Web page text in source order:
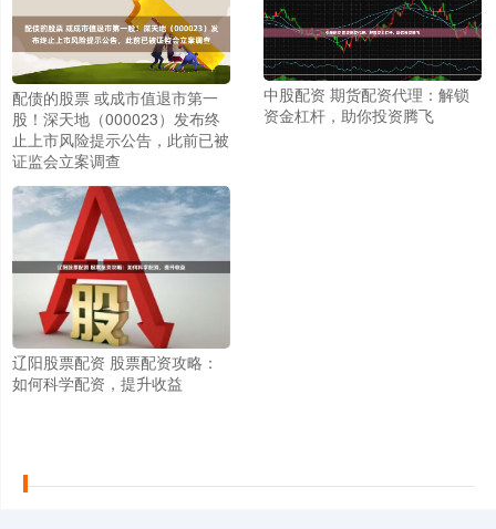
配债的股票 或成市值退市第一
股！深天地（000023）发布终
止上市风险提示公告，此前已被
证监会立案调查
中股配资 期货配资代理：解锁
资金杠杆，助你投资腾飞
辽阳股票配资 股票配资攻略：
如何科学配资，提升收益